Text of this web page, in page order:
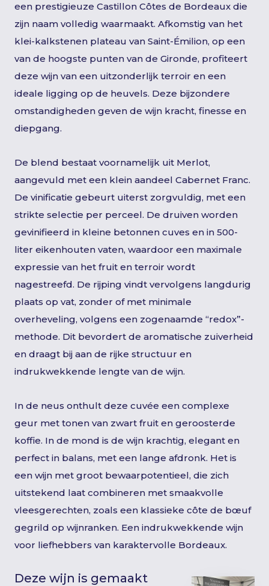
een prestigieuze Castillon Côtes de Bordeaux die
zijn naam volledig waarmaakt. Afkomstig van het
klei-kalkstenen plateau van Saint-Émilion, op een
van de hoogste punten van de Gironde, profiteert
deze wijn van een uitzonderlijk terroir en een
ideale ligging op de heuvels. Deze bijzondere
omstandigheden geven de wijn kracht, finesse en
diepgang.
De blend bestaat voornamelijk uit Merlot,
aangevuld met een klein aandeel Cabernet Franc.
De vinificatie gebeurt uiterst zorgvuldig, met een
strikte selectie per perceel. De druiven worden
gevinifieerd in kleine betonnen cuves en in 500-
liter eikenhouten vaten, waardoor een maximale
expressie van het fruit en terroir wordt
nagestreefd. De rijping vindt vervolgens langdurig
plaats op vat, zonder of met minimale
overheveling, volgens een zogenaamde “redox”-
methode. Dit bevordert de aromatische zuiverheid
en draagt bij aan de rijke structuur en
indrukwekkende lengte van de wijn.
In de neus onthult deze cuvée een complexe
geur met tonen van zwart fruit en geroosterde
koffie. In de mond is de wijn krachtig, elegant en
perfect in balans, met een lange afdronk. Het is
een wijn met groot bewaarpotentieel, die zich
uitstekend laat combineren met smaakvolle
vleesgerechten, zoals een klassieke côte de bœuf
gegrild op wijnranken. Een indrukwekkende wijn
voor liefhebbers van karaktervolle Bordeaux.
Deze wijn is gemaakt